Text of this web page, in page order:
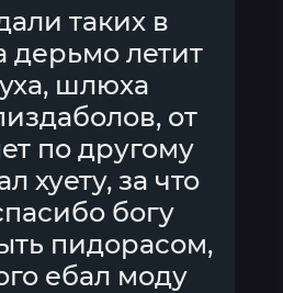
таких в
дерьмо летит
шлюха
от
по другому
хуету, за что
богу
пидорасом,
ебал моду